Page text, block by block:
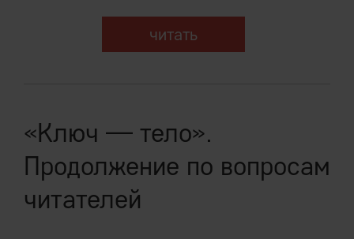
читать
«Ключ — тело».
Продолжение по вопросам
читателей